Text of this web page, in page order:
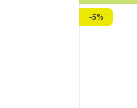
-5%